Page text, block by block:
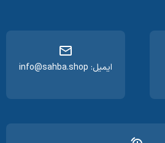
ایمیل: info@sahba.shop